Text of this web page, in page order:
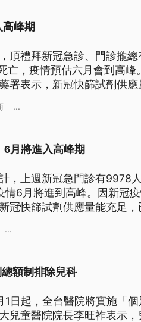
峰期
頂禮拜新冠急診、門診攏
，疫情預估六月會到高峰
署表示，新冠快篩試劑供應
...
月將進入高峰期
，上週新冠急門診有9978
6月將進到高峰。因新冠
冠快篩試劑供應量能充足，
...
額制排除兒科
日起，全台醫院將實施「個
兒童醫院院長李旺祚表示，